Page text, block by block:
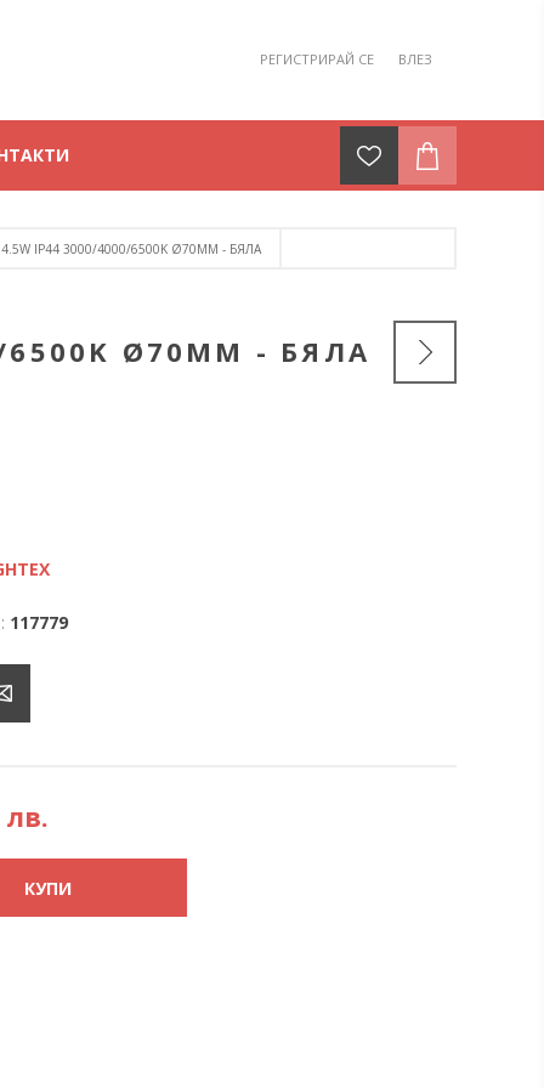
РЕГИСТРИРАЙ СЕ ВЛЕЗ
IP44 3000/4000/6500K Ø70MM - БЯЛА
Ø70MM - БЯЛА
117779
лв.